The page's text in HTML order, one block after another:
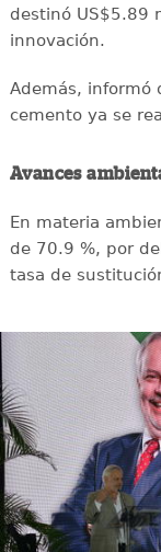
destinó US$5.89
innovación.
Además, informó
cemento ya se
Avances
En materia
de 70.9 %, por
tasa de